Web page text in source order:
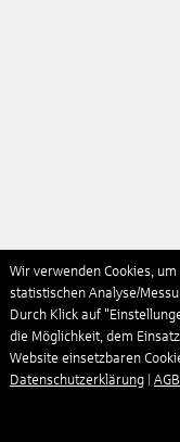
Wir verwenden Cookies,
statistischen Analyse/
Durch Klick auf
die Möglichkeit, dem
Website einsetzbaren
Datenschutzerklärung
AGB